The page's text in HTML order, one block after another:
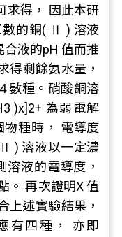
求得， 因此本研
數的銅( Ⅱ ) 溶液
液的pH 值而推
得剩餘氨水量，
數種。硝酸銅溶
)x]2+ 為弱電解
物種時， 電導度
) 溶液以一定濃
液的電導度，
。 再次證明X 值
上述實驗結果，
有四種， 亦即